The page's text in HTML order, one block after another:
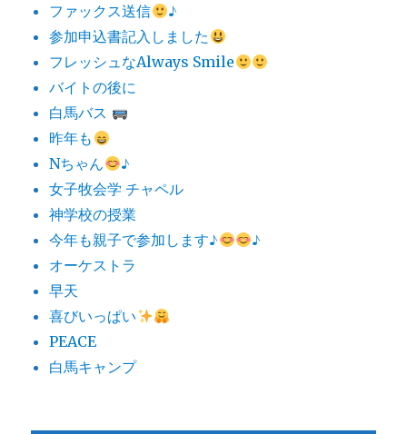
ファックス送信
♪
参加申込書記入しました
フレッシュなAlways Smile
バイトの後に
白馬バス
昨年も
Nちゃん
♪
女子牧会学 チャペル
神学校の授業
今年も親子で参加します♪
♪
オーケストラ
早天
喜びいっぱい
PEACE
白馬キャンプ